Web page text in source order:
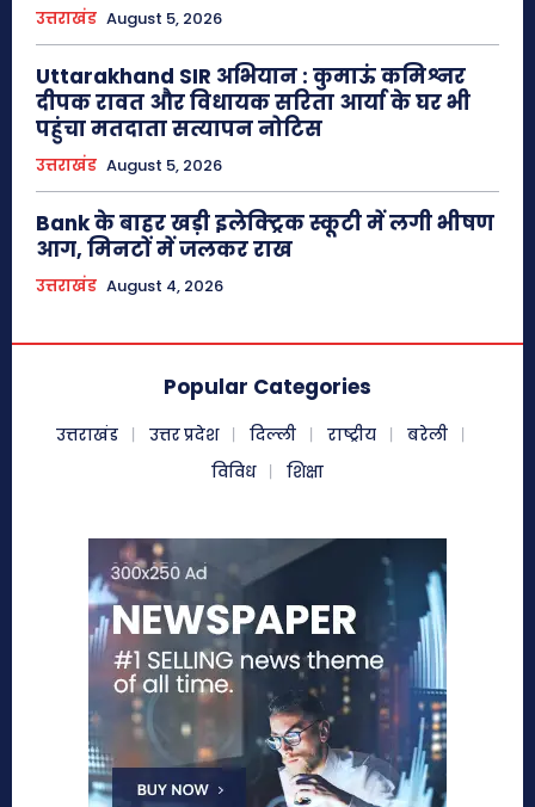
उत्तराखंड August 5, 2026
Uttarakhand SIR अभियान : कुमाऊं कमिश्नर
दीपक रावत और विधायक सरिता आर्या के घर भी
पहुंचा मतदाता सत्यापन नोटिस
उत्तराखंड August 5, 2026
Bank के बाहर खड़ी इलेक्ट्रिक स्कूटी में लगी भीषण
आग, मिनटों में जलकर राख
उत्तराखंड August 4, 2026
Popular Categories
उत्तराखंड उत्तर प्रदेश दिल्ली राष्ट्रीय
बरेली
विविध
शिक्षा